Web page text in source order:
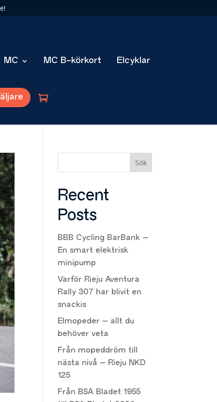
MC MC B-körkort Elcyklar
Sök
Recent
Posts
BBB Cycling BarBank –
En smart elektrisk
minipump
Varför Rieju Aventura
Rally 307 har blivit en
snackis
Elmopeder – allt du
behöver veta
Från mopeddröm till
nästa nivå – Rieju NKD
125
Från BSA Bladet 1955